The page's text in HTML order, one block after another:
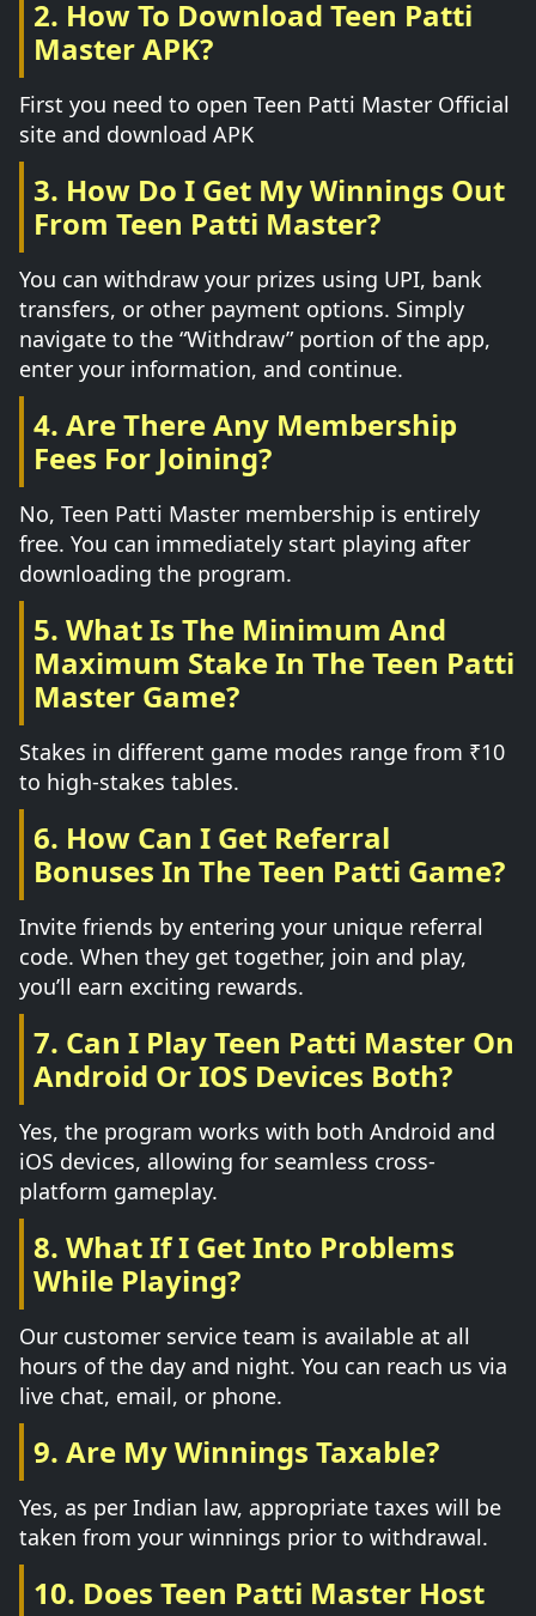
2. How To Download Teen Patti
Master APK?
First you need to open Teen Patti Master Official
site and download APK
3. How Do I Get My Winnings Out
From Teen Patti Master?
You can withdraw your prizes using UPI, bank
transfers, or other payment options. Simply
navigate to the “Withdraw” portion of the app,
enter your information, and continue.
4. Are There Any Membership
Fees For Joining?
No, Teen Patti Master membership is entirely
free. You can immediately start playing after
downloading the program.
5. What Is The Minimum And
Maximum Stake In The Teen Patti
Master Game?
Stakes in different game modes range from ₹10
to high-stakes tables.
6. How Can I Get Referral
Bonuses In The Teen Patti Game?
Invite friends by entering your unique referral
code. When they get together, join and play,
you’ll earn exciting rewards.
7. Can I Play Teen Patti Master On
Android Or IOS Devices Both?
Yes, the program works with both Android and
iOS devices, allowing for seamless cross-
platform gameplay.
8. What If I Get Into Problems
While Playing?
Our customer service team is available at all
hours of the day and night. You can reach us via
live chat, email, or phone.
9. Are My Winnings Taxable?
Yes, as per Indian law, appropriate taxes will be
taken from your winnings prior to withdrawal.
10. Does Teen Patti Master Host